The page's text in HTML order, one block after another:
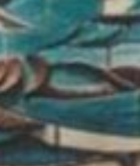
クセス
ーション（PDF、動画）
ース
閉じる